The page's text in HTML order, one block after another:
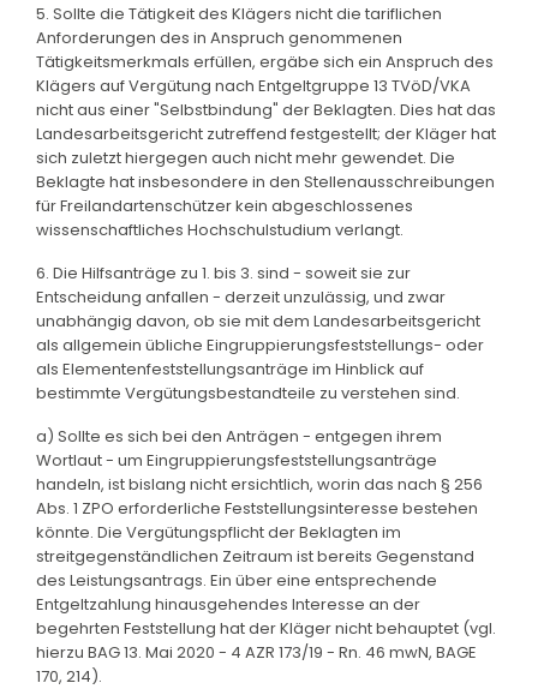
5. Sollte die Tätigkeit des Klägers nicht die tariflichen
Anforderungen des in Anspruch genommenen
Tätigkeitsmerkmals erfüllen, ergäbe sich ein Anspruch des
Klägers auf Vergütung nach Entgeltgruppe 13 TVöD/VKA
nicht aus einer "Selbstbindung" der Beklagten. Dies hat das
Landesarbeitsgericht zutreffend festgestellt; der Kläger hat
sich zuletzt hiergegen auch nicht mehr gewendet. Die
Beklagte hat insbesondere in den Stellenausschreibungen
für Freilandartenschützer kein abgeschlossenes
wissenschaftliches Hochschulstudium verlangt.
6. Die Hilfsanträge zu 1. bis 3. sind - soweit sie zur
Entscheidung anfallen - derzeit unzulässig, und zwar
unabhängig davon, ob sie mit dem Landesarbeitsgericht
als allgemein übliche Eingruppierungsfeststellungs- oder
als Elementenfeststellungsanträge im Hinblick auf
bestimmte Vergütungsbestandteile zu verstehen sind.
a) Sollte es sich bei den Anträgen - entgegen ihrem
Wortlaut - um Eingruppierungsfeststellungsanträge
handeln, ist bislang nicht ersichtlich, worin das nach § 256
Abs. 1 ZPO erforderliche Feststellungsinteresse bestehen
könnte. Die Vergütungspflicht der Beklagten im
streitgegenständlichen Zeitraum ist bereits Gegenstand
des Leistungsantrags. Ein über eine entsprechende
Entgeltzahlung hinausgehendes Interesse an der
begehrten Feststellung hat der Kläger nicht behauptet (vgl.
hierzu BAG 13. Mai 2020 - 4 AZR 173/19 - Rn. 46 mwN, BAGE
170, 214).